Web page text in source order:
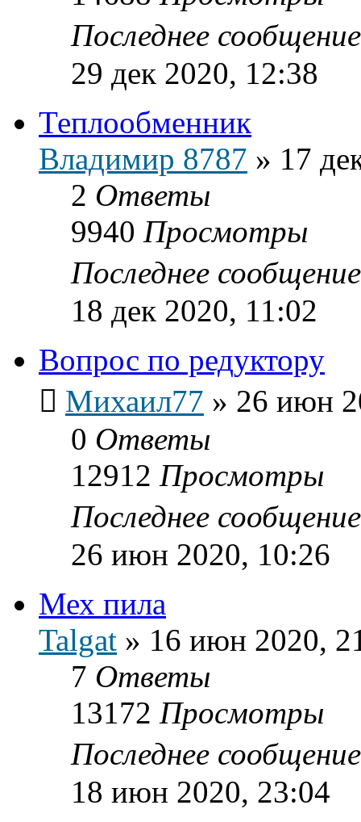
Последнее
29 дек 2020, 12:38
Теплообменник
Владимир 8787 » 17
2 Ответы
9940 Просмотры
Последнее
18 дек 2020, 11:02
Вопрос по редуктору
Михаил77 » 26 июн
0 Ответы
12912 Просмотры
Последнее
26 июн 2020, 10:26
Мех пила
Talgat » 16 июн 2020,
7 Ответы
13172 Просмотры
Последнее
18 июн 2020, 23:04